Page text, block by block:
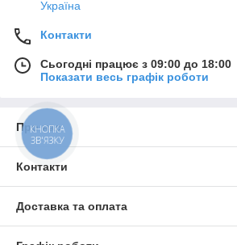
Україна
Контакти
Сьогодні працює з 09:00 до 18:00
Показати весь графік роботи
Про нас
Контакти
Доставка та оплата
КНОПКА
ЗВ'ЯЗКУ